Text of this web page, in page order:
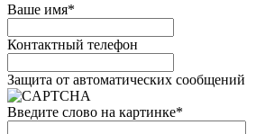
Ваше имя*
Контактный телефон
Защита от автоматических сообщений
Введите слово на картинке*